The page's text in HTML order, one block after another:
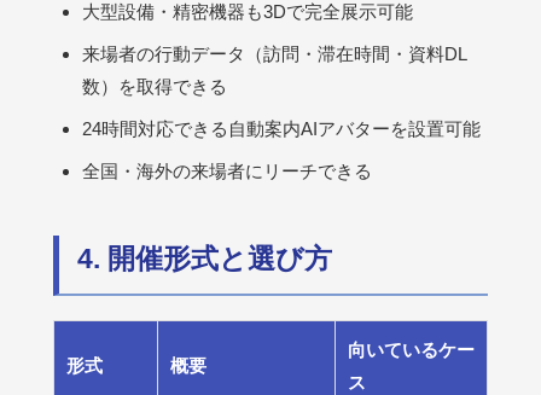
大型設備・精密機器も3Dで完全展示可能
来場者の行動データ（訪問・滞在時間・資料DL
数）を取得できる
24時間対応できる自動案内AIアバターを設置可能
全国・海外の来場者にリーチできる
4. 開催形式と選び方
形式 概要
向いているケー
ス